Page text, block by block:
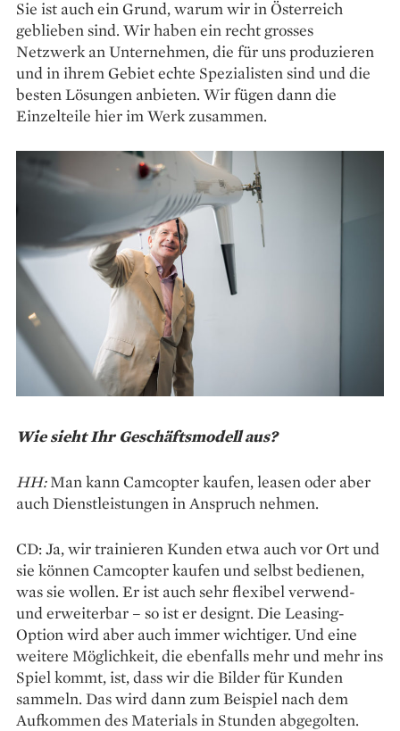
Sie ist auch ein Grund, warum wir in Österreich
geblieben sind. Wir haben ein recht grosses
Netzwerk an Unternehmen, die für uns produzieren
und in ihrem Gebiet echte Spezialisten sind und die
besten Lösungen anbieten. Wir fügen dann die
Einzelteile hier im Werk zusammen.
Wie sieht Ihr Geschäftsmodell aus?
HH:Man kann Camcopter kaufen, leasen oder aber
auch Dienstleistungen in Anspruch nehmen.
CD: Ja, wir trainieren Kunden etwa auch vor Ort und
sie können Camcopter kaufen und selbst bedienen,
was sie wollen. Er ist auch sehr flexibel verwend-
und erweiterbar – so ist er designt. Die Leasing-
Option wird aber auch immer wichtiger. Und eine
weitere Möglichkeit, die ebenfalls mehr und mehr ins
Spiel kommt, ist, dass wir die Bilder für Kunden
sammeln. Das wird dann zum Beispiel nach dem
Aufkommen des Materials in Stunden abgegolten.